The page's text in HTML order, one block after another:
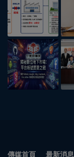
傳媒首頁 最新消息